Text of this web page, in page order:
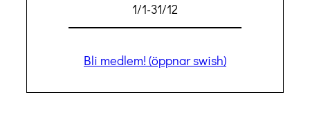
1/1-31/12
Bli medlem! (öppnar swish)